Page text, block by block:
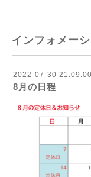
インフォメー
2022-07-30 21:09:00
8月の日程